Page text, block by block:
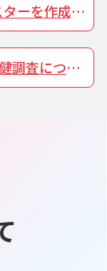
ーを作成し
調査につい
）